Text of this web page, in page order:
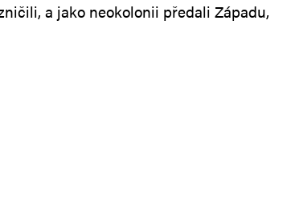
a jako neokolonii předali Západu,